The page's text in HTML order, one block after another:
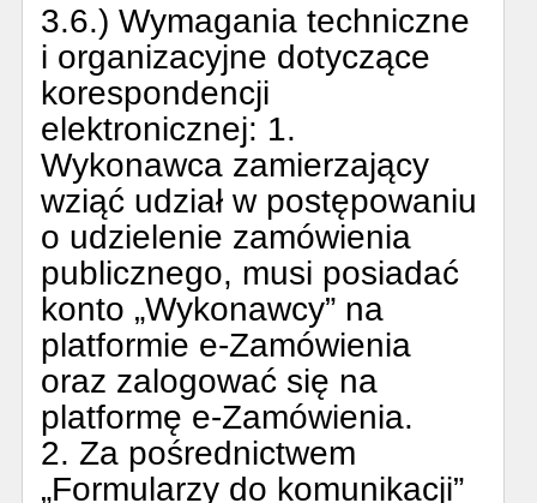
3.6.) Wymagania techniczne
i organizacyjne dotyczące
korespondencji
elektronicznej: 1.
Wykonawca zamierzający
wziąć udział w postępowaniu
o udzielenie zamówienia
publicznego, musi posiadać
konto „Wykonawcy” na
platformie e-Zamówienia
oraz zalogować się na
platformę e-Zamówienia.
2. Za pośrednictwem
„Formularzy do komunikacji”